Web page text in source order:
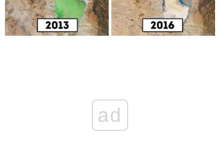
ad